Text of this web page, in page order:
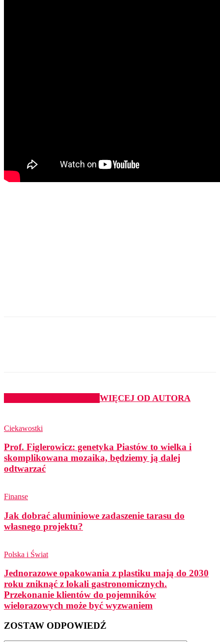
WIĘCEJ OD AUTORA
Ciekawostki
Prof. Figlerowicz: genetyka Piastów to wielka i
skomplikowana mozaika, będziemy ją dalej
odtwarzać
Finanse
Jak dobrać aluminiowe zadaszenie tarasu do
własnego projektu?
Polska i Świat
Jednorazowe opakowania z plastiku mają do 2030
roku zniknąć z lokali gastronomicznych.
Przekonanie klientów do pojemników
wielorazowych może być wyzwaniem
ZOSTAW ODPOWIEDŹ